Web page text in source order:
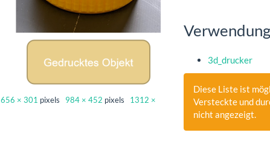
656 × 301 pixels 984 × 452 pixels 1312 ×
3d_drucker
Diese Liste ist
Versteckte und
nicht angezeigt.